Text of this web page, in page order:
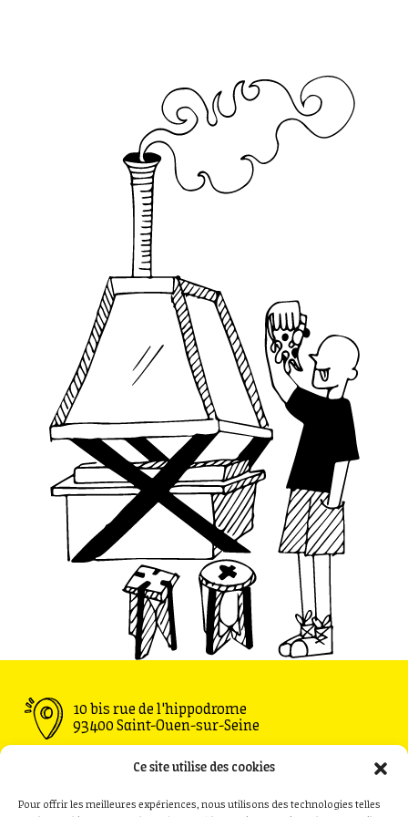
Ce site utilise des cookies
Pour offrir les meilleures expériences, nous utilisons des technologies telles
10 bis rue de l'hippodrome
93400 Saint-Ouen-sur-Seine
Ouvert du Mardi au Vendredi : 11h30 - 00h00
Samedi : 09h00 - 00h00